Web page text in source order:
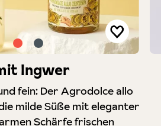
Ingwer
fein: Der Agrodolce allo
milde Süße mit eleganter
Schärfe frischen